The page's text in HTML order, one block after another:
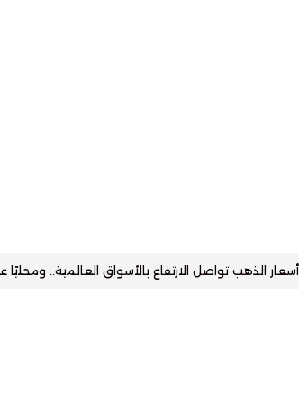
«الرقابة المالية» تقرر تعديل ضوابط عمليات التخصيم